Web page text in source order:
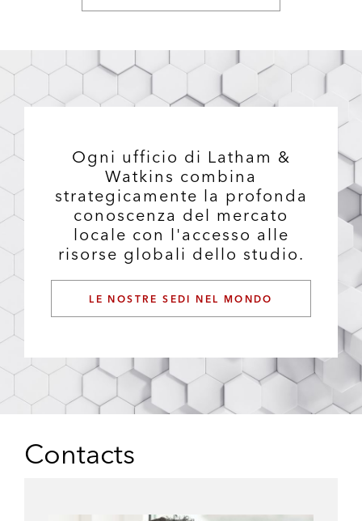
Ogni ufficio di Latham &
Watkins combina
strategicamente la profonda
conoscenza del mercato
locale con l'accesso alle
risorse globali dello studio.
LE NOSTRE SEDI NEL MONDO
Contacts